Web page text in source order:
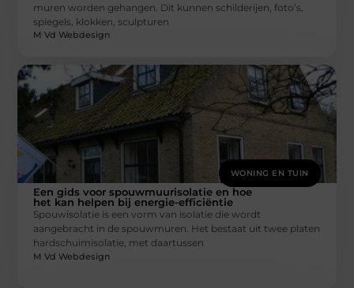
muren worden gehangen. Dit kunnen schilderijen, foto’s,
spiegels, klokken, sculpturen
M Vd Webdesign
WONING EN TUIN
Een gids voor spouwmuurisolatie en hoe
het kan helpen bij energie-efficiëntie
Spouwisolatie is een vorm van isolatie die wordt
aangebracht in de spouwmuren. Het bestaat uit twee platen
hardschuimisolatie, met daartussen
M Vd Webdesign